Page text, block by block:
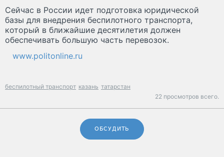
Сейчас в России идет подготовка юридической
базы для внедрения беспилотного транспорта,
который в ближайшие десятилетия должен
обеспечивать большую часть перевозок.
www.politonline.ru
беспилотный транспорт казань татарстан
22 просмотров всего.
ОБСУДИТЬ